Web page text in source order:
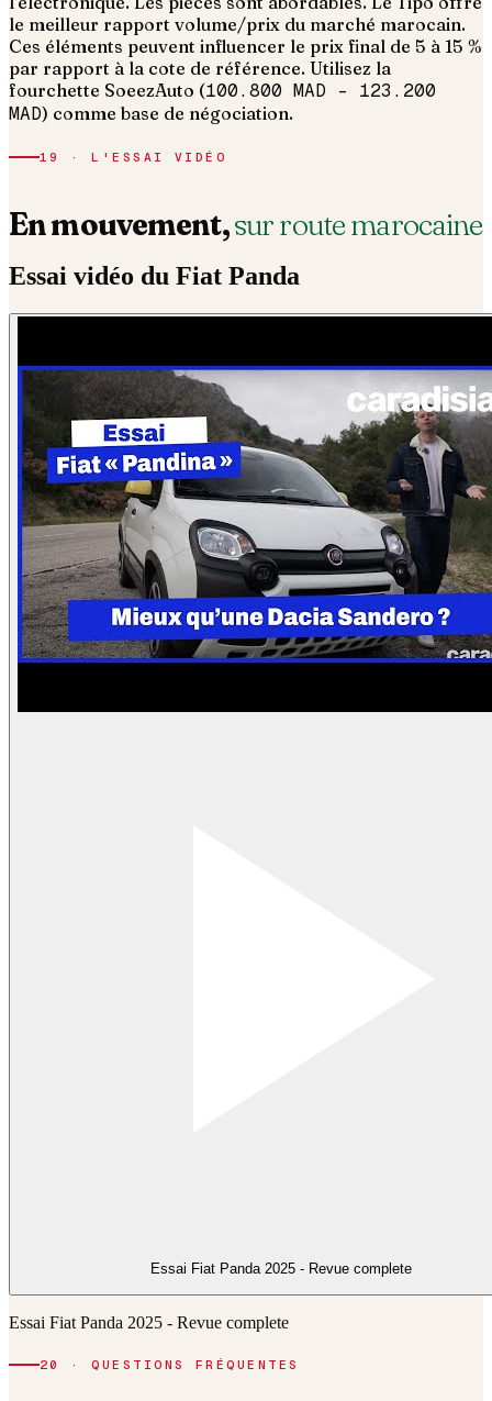
le meilleur rapport volume/prix du marché marocain.
Ces éléments peuvent influencer le prix final de 5 à 15 %
par rapport à la cote de référence. Utilisez la
fourchette SoeezAuto (100.800 MAD – 123.200
MAD) comme base de négociation.
19 · L'ESSAI VIDÉO
En mouvement,sur route marocaine
Essai vidéo du Fiat Panda
Essai Fiat Panda 2025 - Revue complete
Essai Fiat Panda 2025 - Revue complete
20 · QUESTIONS FRÉQUENTES